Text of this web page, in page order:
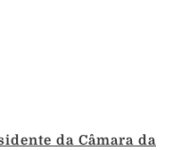
da Câmara da